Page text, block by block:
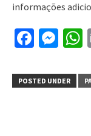
informações
POSTED UNDER